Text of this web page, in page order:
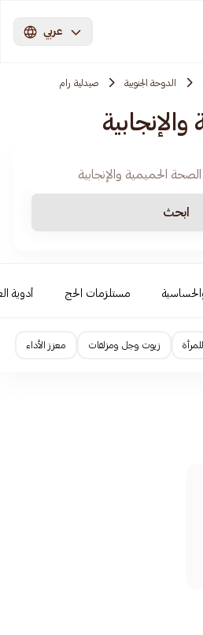
عربي
الدوحة الجنوبية صيدلية رام
ابحث
والحساسية مستلزمات الحج أدوية
للمرأة زيوت وجل ومزلقات معزز الأداء